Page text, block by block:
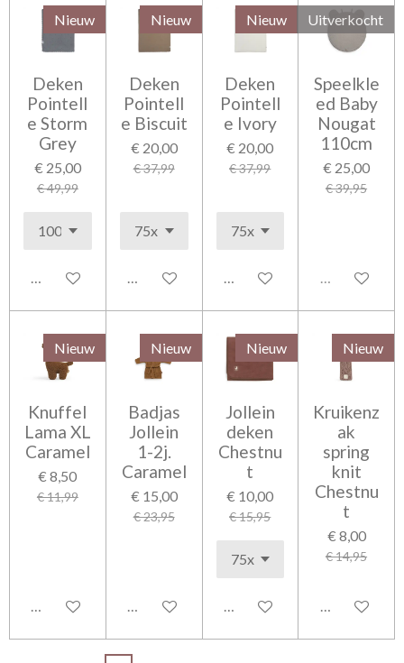
Nieuw
Deken
Pointell
e Storm
Grey
€ 25,00
€ 49,99
In winkelwagen
Nieuw
Deken
Pointell
e Biscuit
€ 20,00
€ 37,99
In winkelwagen
Nieuw
Deken
Pointell
e Ivory
€ 20,00
€ 37,99
In winkelwagen
Uitverkocht
Speelkle
ed Baby
Nougat
110cm
€ 25,00
€ 39,95
Uitverkocht
Nieuw
Knuffel
Lama XL
Caramel
€ 8,50
€ 11,99
In winkelwagen
Nieuw
Badjas
Jollein
1-2j.
Caramel
€ 15,00
€ 23,95
In winkelwagen
Nieuw
Jollein
deken
Chestnu
t
€ 10,00
€ 15,95
In winkelwagen
Nieuw
Kruikenz
ak
spring
knit
Chestnu
t
€ 8,00
€ 14,95
In